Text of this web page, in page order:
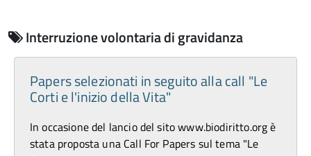
Interruzione volontaria di gravidanza
Papers selezionati in seguito alla call "Le
Corti e l'inizio della Vita"
In occasione del lancio del sito www.biodiritto.org è
stata proposta una Call For Papers sul tema "Le